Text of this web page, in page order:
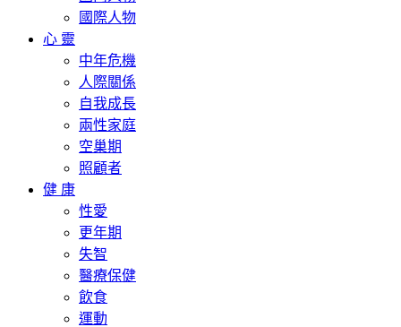
國際人物
心 靈
中年危機
人際關係
自我成長
兩性家庭
空巢期
照顧者
健 康
性愛
更年期
失智
醫療保健
飲食
運動